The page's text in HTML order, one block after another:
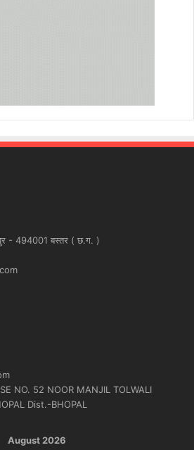
- 494001 बस्तर ( छ.ग. )
NO. 52 NOOR MANJIL TOLWALI
Dist.-BHOPAL
August 2026